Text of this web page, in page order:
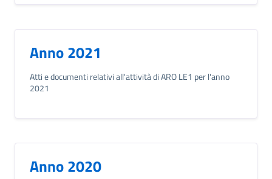
Anno 2021
Atti e documenti relativi all'attività di ARO LE1 per l'anno
2021
Anno 2020